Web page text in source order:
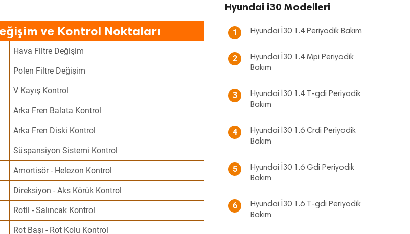
ve Kontrol Noktaları
Hava Filtre Değişim
Polen Filtre Değişim
V Kayış Kontrol
Arka Fren Balata Kontrol
Arka Fren Diski Kontrol
Süspansiyon Sistemi Kontrol
Amortisör - Helezon Kontrol
Direksiyon - Aks Körük Kontrol
Rotil - Salıncak Kontrol
Rot Başı - Rot Kolu Kontrol
Hyundai i30 Modelleri
1 Hyundai İ30 1.4 Periyodik Bakım
2
Hyundai İ30 1.4 Mpi Periyodik
Bakım
3
Hyundai İ30 1.4 T-gdi Periyodik
Bakım
4
Hyundai İ30 1.6 Crdi Periyodik
Bakım
5
Hyundai İ30 1.6 Gdi Periyodik
Bakım
6
Hyundai İ30 1.6 T-gdi Periyodik
Bakım